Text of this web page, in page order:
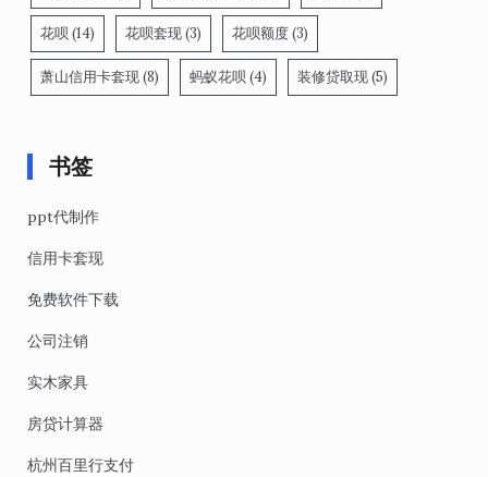
花呗 (14) 花呗套现(3) 花呗额度(3)
萧山信用卡套现(8) 蚂蚁花呗 (4) 装修贷取现(5)
书签
ppt代制作
信用卡套现
免费软件下载
公司注销
实木家具
房贷计算器
杭州百里行支付